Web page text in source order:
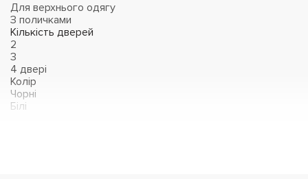
Для верхнього одягу
З поличками
Кількість дверей
2
3
4 двері
Колір
Чорні
Білі